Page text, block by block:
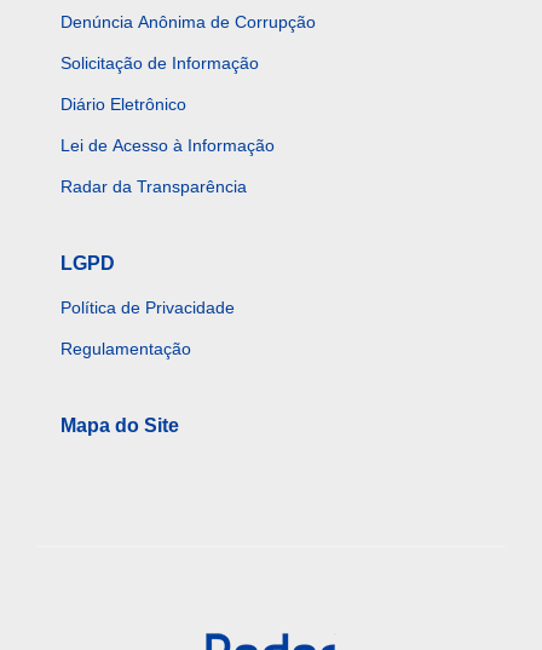
Denúncia Anônima de Corrupção
Solicitação de Informação
Diário Eletrônico
Lei de Acesso à Informação
Radar da Transparência
LGPD
Política de Privacidade
Regulamentação
Mapa do Site